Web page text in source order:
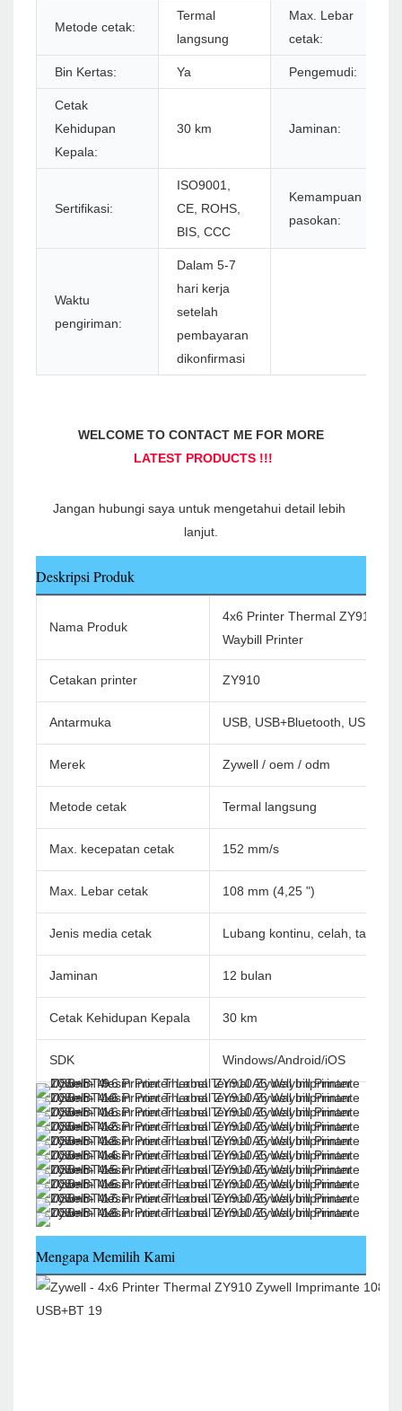
Metode cetak:
Termal
langsung
Max. Lebar
cetak:
Bin Kertas: Ya Pengemudi:
Cetak
Kehidupan
Kepala:
30 km Jaminan:
Sertifikasi:
ISO9001,
CE, ROHS,
BIS, CCC
Kemampuan
pasokan:
Waktu
pengiriman:
Dalam 5-7
hari kerja
setelah
pembayaran
dikonfirmasi
Jangan hubungi saya untuk mengetahui detail lebih
Deskripsi Produk
Nama Produk
4x6 Printer Thermal ZY910
Waybill Printer
Cetakan printer ZY910
Antarmuka USB, USB+Bluetooth,
Merek Zywell / oem / odm
Metode cetak Termal langsung
Max. kecepatan cetak 152 mm/s
Max. Lebar cetak 108 mm (4,25 ")
Jenis media cetak Lubang kontinu, celah, tanda
Jaminan 12 bulan
Cetak Kehidupan Kepala 30 km
SDK Windows/Android/iOS
Mengapa Memilih Kami